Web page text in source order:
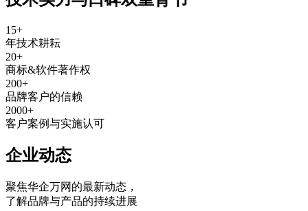
15+
年技术耕耘
20+
商标&软件著作权
200+
品牌客户的信赖
2000+
客户案例与实施认可
企业动态
聚焦华企万网的最新动态 ，
了解品牌与产品的持续进展